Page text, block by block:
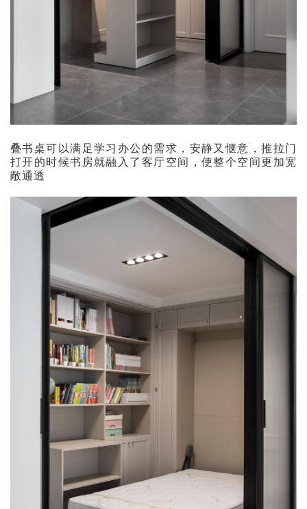
叠书桌可以满足学习办公的需求，安静又惬意，推拉门
打开的时候书房就融入了客厅空间，使整个空间更加宽
敞通透